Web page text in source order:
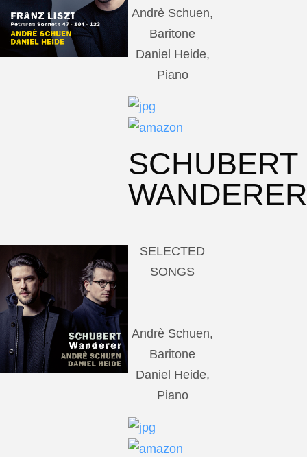
Andrè Schuen,
Baritone
Daniel Heide,
Piano
SCHUBERT
WANDERER
SELECTED
SONGS
Andrè Schuen,
Baritone
Daniel Heide,
Piano